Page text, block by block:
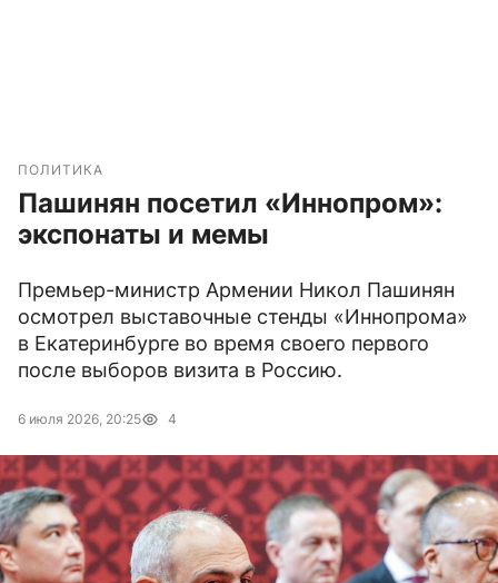
ПОЛИТИКА
Пашинян посетил «Иннопром»:
экспонаты и мемы
Премьер-министр Армении Никол Пашинян
осмотрел выставочные стенды «Иннопрома»
в Екатеринбурге во время своего первого
после выборов визита в Россию.
6 июля 2026, 20:25 4